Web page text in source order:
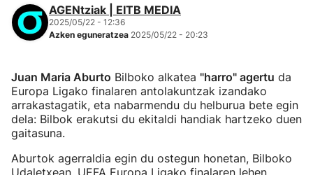
AGENtziak | EITB MEDIA
2025/05/22 - 12:36
Azken eguneratzea 2025/05/22 - 20:23
Juan Maria Aburto Bilboko alkatea "harro" agertu da
Europa Ligako finalaren antolakuntzak izandako
arrakastagatik, eta nabarmendu du helburua bete egin
dela: Bilbok erakutsi du ekitaldi handiak hartzeko duen
gaitasuna.
Aburtok agerraldia egin du ostegun honetan, Bilboko
Udaletxean, UEFA Europa Ligako finalaren lehen